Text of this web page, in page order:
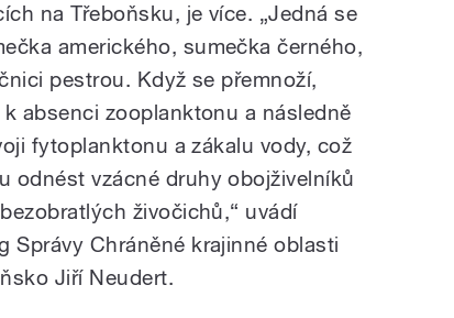
na Třeboňsku, je více. „Jedná se
amerického, sumečka černého,
pestrou. Když se přemnoží,
k absenci zooplanktonu a následně
fytoplanktonu a zákalu vody, což
odnést vzácné druhy obojživelníků
živočichů,“ uvádí
Správy Chráněné krajinné oblasti
Jiří Neudert.